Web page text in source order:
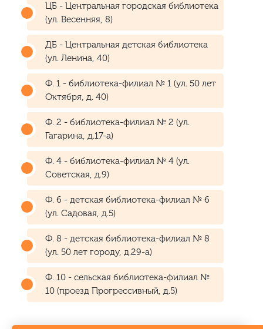
ЦБ - Центральная городская библиотека
(ул. Весенняя, 8)
ДБ - Центральная детская библиотека
(ул. Ленина, 40)
Ф. 1 - библиотека-филиал № 1 (ул. 50 лет
Октября, д. 40)
Ф. 2 - библиотека-филиал № 2 (ул.
Гагарина, д.17-а)
Ф. 4 - библиотека-филиал № 4 (ул.
Советская, д.9)
Ф. 6 - детская библиотека-филиал № 6
(ул. Садовая, д.5)
Ф. 8 - детская библиотека-филиал № 8
(ул. 50 лет городу, д.29-а)
Ф. 10 - сельская библиотека-филиал №
10 (проезд Прогрессивный, д.5)